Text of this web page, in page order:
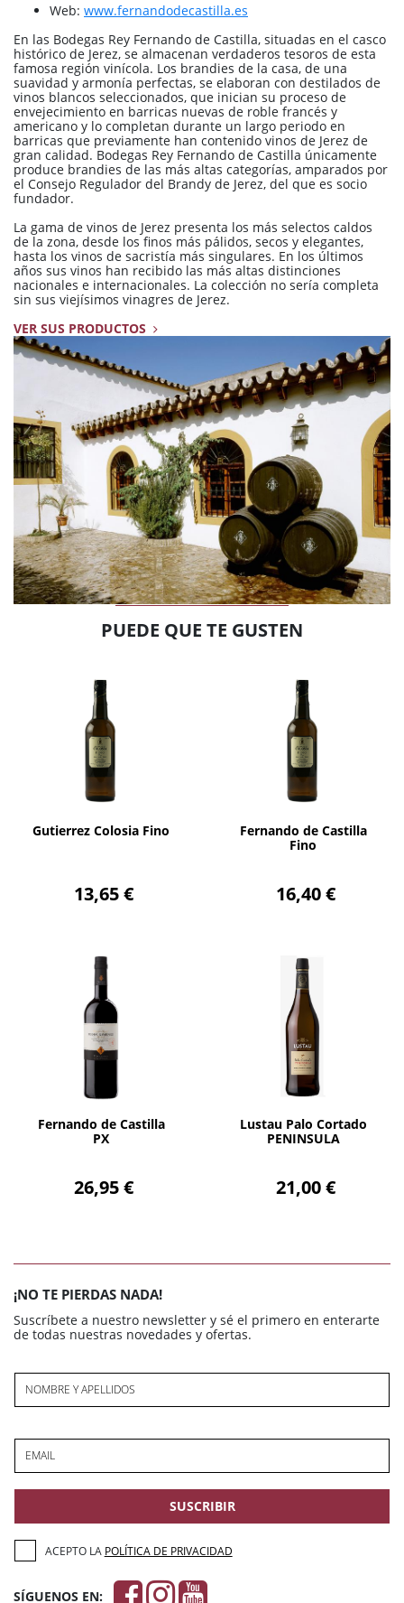
Web: www.fernandodecastilla.es
En las Bodegas Rey Fernando de Castilla, situadas en el casco
histórico de Jerez, se almacenan verdaderos tesoros de esta
famosa región vinícola. Los brandies de la casa, de una
suavidad y armonía perfectas, se elaboran con destilados de
vinos blancos seleccionados, que inician su proceso de
envejecimiento en barricas nuevas de roble francés y
americano y lo completan durante un largo periodo en
barricas que previamente han contenido vinos de Jerez de
gran calidad. Bodegas Rey Fernando de Castilla únicamente
produce brandies de las más altas categorías, amparados por
el Consejo Regulador del Brandy de Jerez, del que es socio
fundador.
La gama de vinos de Jerez presenta los más selectos caldos
de la zona, desde los finos más pálidos, secos y elegantes,
hasta los vinos de sacristía más singulares. En los últimos
años sus vinos han recibido las más altas distinciones
nacionales e internacionales. La colección no sería completa
sin sus viejísimos vinagres de Jerez.
VER SUS PRODUCTOS
PUEDE QUE TE GUSTEN
Gutierrez Colosia Fino
13,65 €
AÑADIR
Fernando de Castilla
Fino
16,40 €
AÑADIR
Fernando de Castilla
PX
26,95 €
AÑADIR
Lustau Palo Cortado
PENINSULA
21,00 €
AÑADIR
¡NO TE PIERDAS NADA!
Suscríbete a nuestro newsletter y sé el primero en enterarte
de todas nuestras novedades y ofertas.
NOMBRE Y APELLIDOS
EMAIL
SUSCRIBIR
ACEPTO LA POLÍTICA DE PRIVACIDAD
SÍGUENOS EN: